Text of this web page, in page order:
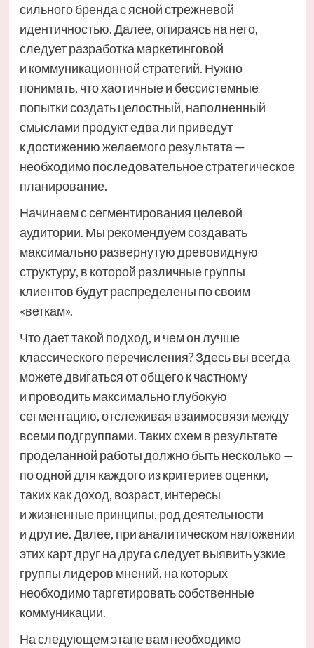
сильного бренда с ясной стрежневой
идентичностью. Далее, опираясь на него,
следует разработка маркетинговой
и коммуникационной стратегий. Нужно
понимать, что хаотичные и бессистемные
попытки создать целостный, наполненный
смыслами продукт едва ли приведут
к достижению желаемого результата —
необходимо последовательное стратегическое
планирование.
Начинаем с сегментирования целевой
аудитории. Мы рекомендуем создавать
максимально развернутую древовидную
структуру, в которой различные группы
клиентов будут распределены по своим
«веткам».
Что дает такой подход, и чем он лучше
классического перечисления? Здесь вы всегда
можете двигаться от общего к частному
и проводить максимально глубокую
сегментацию, отслеживая взаимосвязи между
всеми подгруппами. Таких схем в результате
проделанной работы должно быть несколько —
по одной для каждого из критериев оценки,
таких как доход, возраст, интересы
и жизненные принципы, род деятельности
и другие. Далее, при аналитическом наложении
этих карт друг на друга следует выявить узкие
группы лидеров мнений, на которых
необходимо таргетировать собственные
коммуникации.
На следующем этапе вам необходимо